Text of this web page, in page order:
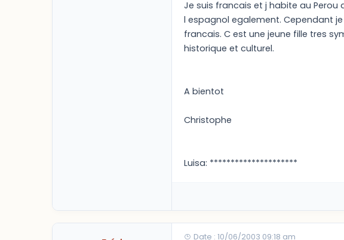
Je suis francais et j habite au
l espagnol egalement. Cependant
francais. C est une jeune fille tres
historique et culturel.
A bientot
Christophe
Luisa: *********************
Date : 10/06/2003 09:18 am